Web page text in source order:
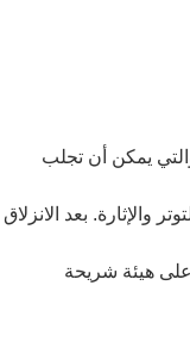
يمكن أن تجلب
بعد الانزلاق
هيئة شريحة